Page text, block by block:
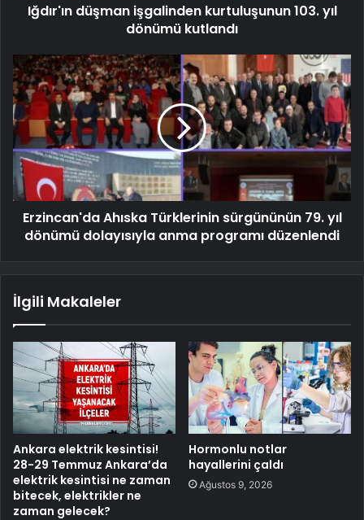
Iğdır'ın düşman işgalinden kurtuluşunun 103. yıl
dönümü kutlandı
Erzincan'da Ahıska Türklerinin sürgününün 79. yıl
dönümü dolayısıyla anma programı düzenlendi
İlgili Makaleler
Ankara elektrik kesintisi!
28-29 Temmuz Ankara’da
elektrik kesintisi ne zaman
bitecek, elektrikler ne
zaman gelecek?
Hormonlu notlar
hayallerini çaldı
Ağustos 9, 2026